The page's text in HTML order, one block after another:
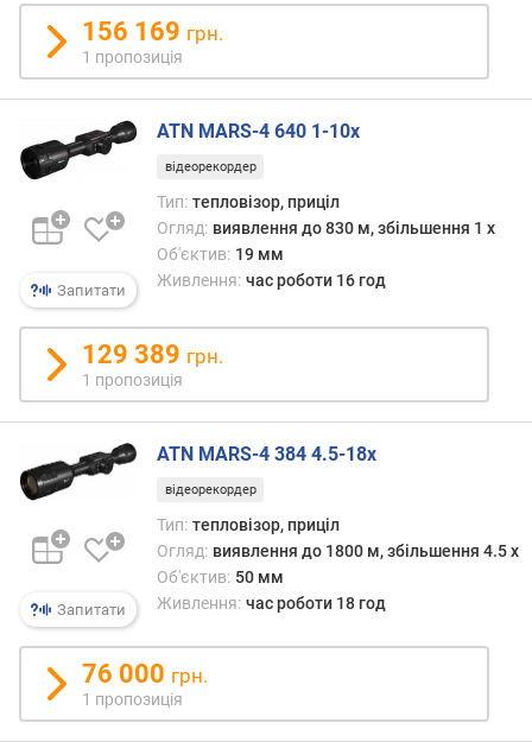
м
м
)
о
з
і
л
н
а
з
д
а
т
і
с
ь
п
и
й
а
156 169 грн.
1 пропозиція
Запитати
ATN MARS-4 640 1-10x
відеорекордер
Тип: тепловізор, приціл
Огляд: виявлення до 830 м, збільшення 1 x
Об'єктив: 19 мм
Живлення: час роботи 16 год
129 389 грн.
1 пропозиція
Запитати
ATN MARS-4 384 4.5-18x
відеорекордер
Тип: тепловізор, приціл
Огляд: виявлення до 1800 м, збільшення 4.5 x
Об'єктив: 50 мм
Живлення: час роботи 18 год
76 000 грн.
1 пропозиція